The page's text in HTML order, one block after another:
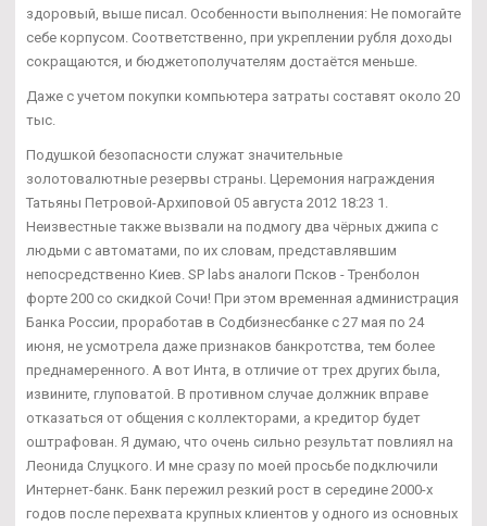
здоровый, выше писал. Особенности выполнения: Не помогайте
себе корпусом. Соответственно, при укреплении рубля доходы
сокращаются, и бюджетополучателям достаётся меньше.
Даже с учетом покупки компьютера затраты составят около 20
тыс.
Подушкой безопасности служат значительные
золотовалютные резервы страны. Церемония награждения
Татьяны Петровой-Архиповой 05 августа 2012 18:23 1.
Неизвестные также вызвали на подмогу два чёрных джипа с
людьми с автоматами, по их словам, представлявшим
непосредственно Киев. SP labs аналоги Псков - Тренболон
форте 200 со скидкой Сочи! При этом временная администрация
Банка России, проработав в Содбизнесбанке с 27 мая по 24
июня, не усмотрела даже признаков банкротства, тем более
преднамеренного. А вот Инта, в отличие от трех других была,
извините, глуповатой. В противном случае должник вправе
отказаться от общения с коллекторами, а кредитор будет
оштрафован. Я думаю, что очень сильно результат повлиял на
Леонида Слуцкого. И мне сразу по моей просьбе подключили
Интернет-банк. Банк пережил резкий рост в середине 2000-х
годов после перехвата крупных клиентов у одного из основных